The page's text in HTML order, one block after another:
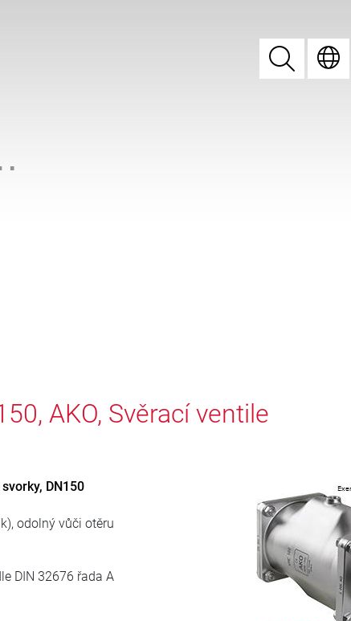
Vyhledat
Vyhledat
AKO, Svěrací ventile
DN150
odolný vůči otěru
DIN 32676 řada A